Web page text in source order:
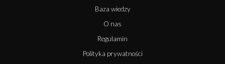
Baza wiedzy
O nas
Regulamin
Polityka prywatności